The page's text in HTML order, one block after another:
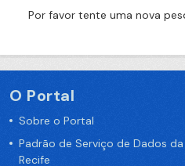
Por favor tente uma nova
O Portal
Sobre o Portal
Padrão de Serviço de Dados
Recife